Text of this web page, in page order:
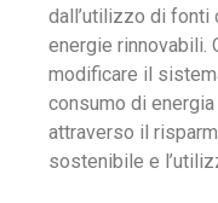
dall’utilizzo di fonti
energie rinnovabili.
modificare il
consumo di
attraverso il
sostenibile e